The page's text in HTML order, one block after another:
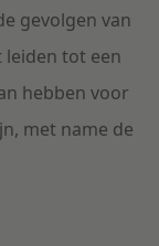
gevolgen van
leiden tot een
hebben voor
met name de